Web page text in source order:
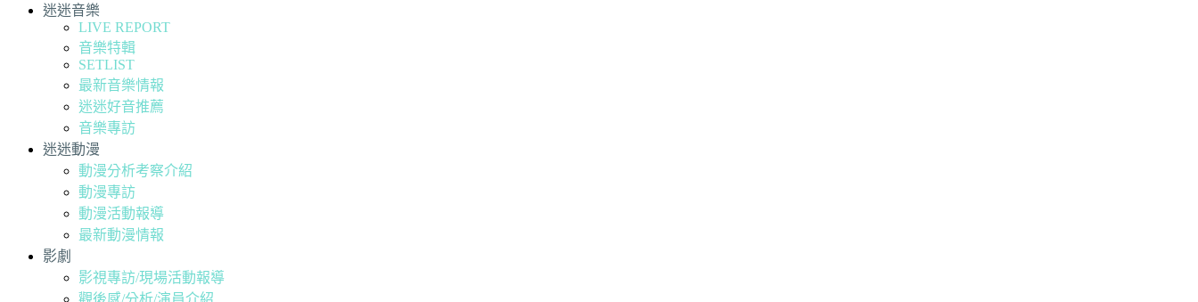
迷迷音樂
LIVE REPORT
音樂特輯
SETLIST
最新音樂情報
迷迷好音推薦
音樂專訪
迷迷動漫
動漫分析考察介紹
動漫專訪
動漫活動報導
最新動漫情報
影劇
影視專訪/現場活動報導
觀後感/分析/演員介紹